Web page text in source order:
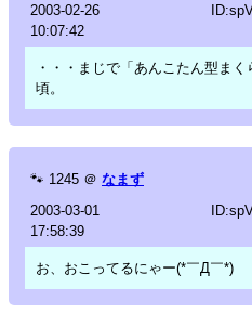
2003-02-26
10:07:42
・・・まじで「あんこたん型ま
頃。
🐾 1245 ＠ なまず
2003-03-01
17:58:39
お、おこってるにゃー(*￣Д￣*)